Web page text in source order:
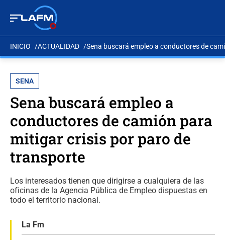
INICIO ACTUALIDAD Sena buscará empleo a conductores de
SENA
Sena buscará empleo a
conductores de camión para
mitigar crisis por paro de
transporte
Los interesados tienen que dirigirse a cualquiera de las
oficinas de la Agencia Pública de Empleo dispuestas en
todo el territorio nacional.
La Fm